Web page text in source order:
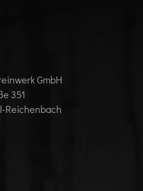
GmbH
351
Reichenbach